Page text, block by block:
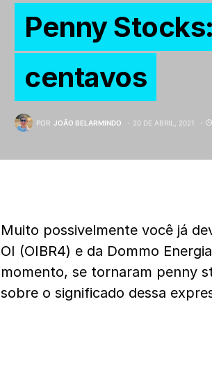
Penny
centavos
POR JOÃO BELARMINDO 20 DE ABRIL, 2021
Muito possivelmente você já
OI (OIBR4) e da Dommo
momento, se tornaram penny
sobre o significado dessa